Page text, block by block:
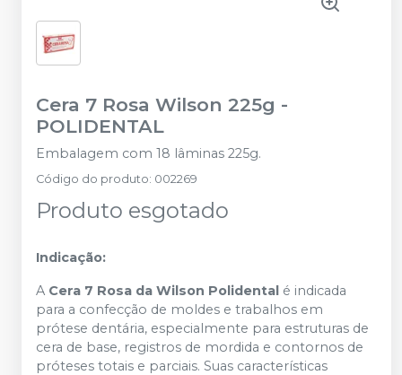
Cera 7 Rosa Wilson 225g -
POLIDENTAL
Embalagem com 18 lâminas 225g.
Código do produto: 002269
Produto esgotado
Indicação:
A Cera 7 Rosa da Wilson Polidental é indicada
para a confecção de moldes e trabalhos em
prótese dentária, especialmente para estruturas de
cera de base, registros de mordida e contornos de
próteses totais e parciais. Suas características